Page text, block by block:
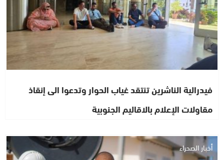
فيدرالية الناشرين تنتقد غياب الحوار وتدعوا الى إنقاذ
مقاولات الإعلام بالاقاليم الجنوبية
أخبار الصحراء